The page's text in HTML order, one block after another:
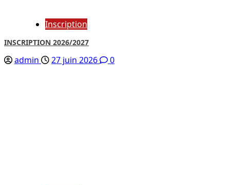
Inscription
INSCRIPTION 2026/2027
admin 27 juin 2026 0